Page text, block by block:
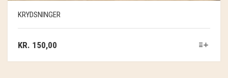
KRYDSNINGER
KR. 150,00